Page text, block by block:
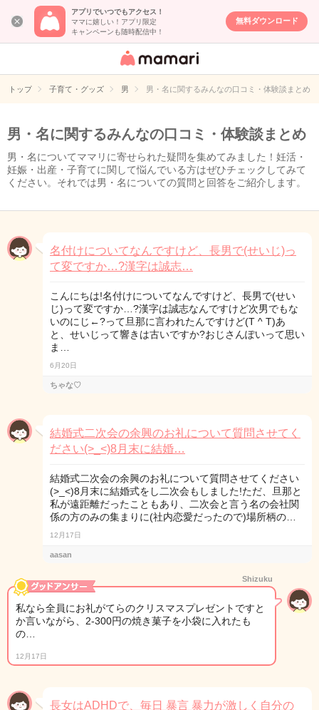
アプリでいつでもアクセス！
ママに嬉しい！アプリ限定
キャンペーンも随時配信中！
無料ダウンロード
女性専用匿名QA
イト
トップ 子育て・グッズ 男 男・名に関するみんなの口コミ・体験談まとめ
男・名に関するみんなの口コミ・体験談まとめ
男・名についてママリに寄せられた疑問を集めてみました！妊活・
妊娠・出産・子育てに関して悩んでいる方はぜひチェックしてみて
ください。それでは男・名についての質問と回答をご紹介します。
名付けについてなんですけど、長男で(せいじ)っ
て変ですか…?漢字は誠志…
こんにちは!名付けについてなんですけど、長男で(せい
じ)って変ですか…?漢字は誠志なんですけど次男でもな
いのにじ←?って旦那に言われたんですけど(T ^ T)あ
と、せいじって響きは古いですか?おじさんぽいって思い
ま…
6月20日
ちゃな♡
結婚式二次会の余興のお礼について質問させてく
ださい(>_<)8月末に結婚…
結婚式二次会の余興のお礼について質問させてください
(>_<)8月末に結婚式をし二次会もしました!ただ、旦那と
私が遠距離だったこともあり、二次会と言う名の会社関
係の方のみの集まりに(社内恋愛だったので)場所柄の…
12月17日
aasan
Shizuku
私なら全員にお礼がてらのクリスマスプレゼントですと
か言いながら、2-300円の焼き菓子を小袋に入れたも
の…
12月17日
長女はADHDで、毎日 暴言 暴力が激しく自分の